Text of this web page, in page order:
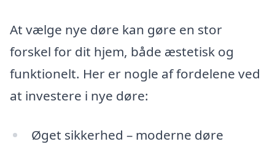
At vælge nye døre kan gøre en stor
forskel for dit hjem, både æstetisk og
funktionelt. Her er nogle af fordelene ved
at investere i nye døre:
Øget sikkerhed – moderne døre